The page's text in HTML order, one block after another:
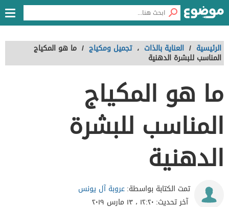
الرئيسية / العناية بالذات ، تجميل ومكياج / ما هو المكياج
المناسب للبشرة الدهنية
ما هو المكياج
المناسب للبشرة
الدهنية
تمت الكتابة بواسطة:عروبة آل يونس
آخر تحديث: ١٢:٢٠ ، ١٣ مارس ٢٠١٩